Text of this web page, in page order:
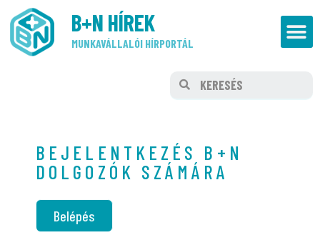
B+N HÍREK
MUNKAVÁLLALÓI HÍRPORTÁL
BEJELENTKEZÉS B+N
DOLGOZÓK SZÁMÁRA
Belépés